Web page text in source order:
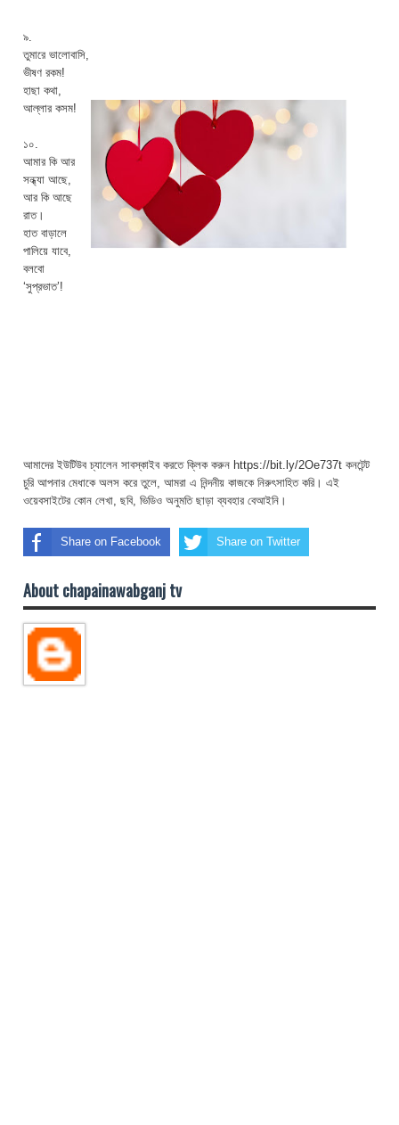
৯.
তুমারে ভালোবাসি,
ভীষণ রকম!
হাছা কথা,
আল্লার কসম!
১০.
আমার কি আর
সন্ধ্যা আছে,
আর কি আছে
রাত।
হাত বাড়ালে
পালিয়ে যাবে,
বলবো
‘সুপ্রভাত’!
আমাদের ইউটিউব চ্যালেন সাবস্কাইব করতে ক্লিক করুন https://bit.ly/2Oe737t কনটেন্ট
চুরি আপনার মেধাকে অলস করে তুলে, আমরা এ নিন্দনীয় কাজকে নিরুৎসাহিত করি। এই
ওয়েবসাইটের কোন লেখা, ছবি, ভিডিও অনুমতি ছাড়া ব্যবহার বেআইনি।
Share on Facebook Share on Twitter
About chapainawabganj tv